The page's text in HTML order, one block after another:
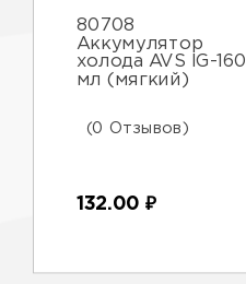
80708
Аккумулятор
холода AVS IG-160
мл (мягкий)
(0 Отзывов)
132.00 ₽